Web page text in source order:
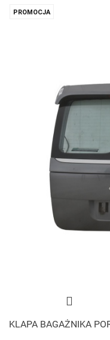
PROMOCJA
KLAPA BAGAŻNIKA